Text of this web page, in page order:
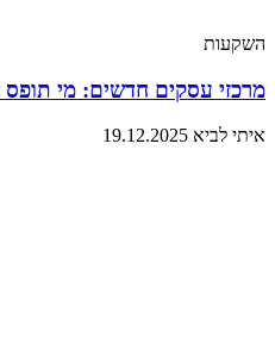
השקעות
מרכזי עסקים חדשים: מי תופס
איתי לביא 19.12.2025